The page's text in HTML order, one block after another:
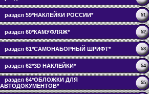
раздел 59*НАКЛЕЙКИ РОССИИ* 51
раздел 60*КАМУФЛЯЖ* 52
раздел 61*САМОНАБОРНЫЙ ШРИФТ* 53
раздел 62*3D НАКЛЕЙКИ* 54
раздел 64*ОБЛОЖКИ ДЛЯ
АВТОДОКУМЕНТОВ*
55